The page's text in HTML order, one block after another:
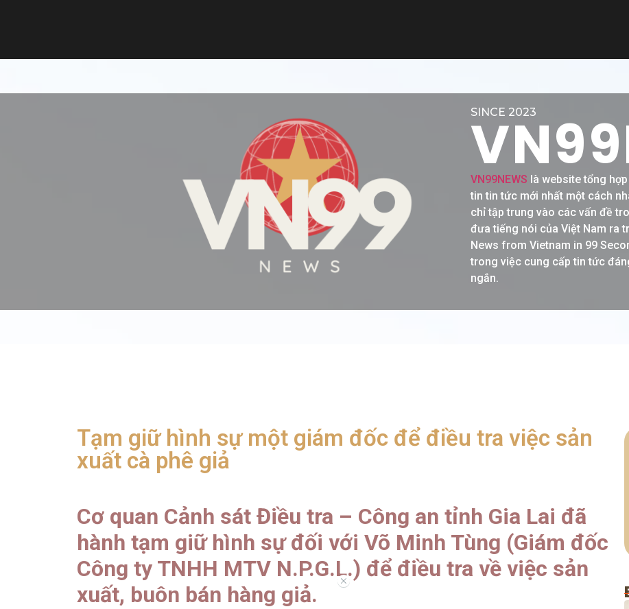
SINCE 2023
VN99NEWS là website tổng
tin tin tức mới nhất một cách
chỉ tập trung vào các vấn đề
đưa tiếng nói của Việt Nam ra
News from Vietnam in 99
trong việc cung cấp tin tức
ngắn.
Tạm giữ hình sự một giám đốc để điều tra việc sản
xuất cà phê giả
Cơ quan Cảnh sát Điều tra – Công an tỉnh Gia Lai đã
hành tạm giữ hình sự đối với Võ Minh Tùng (Giám đốc
Công ty TNHH MTV N.P.G.L.) để điều tra về việc sản
xuất, buôn bán hàng giả.
//